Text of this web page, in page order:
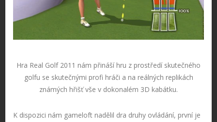
Hra Real Golf 2011 nám přináší hru z prostředí skutečného
golfu se skutečnými profi hráči a na reálných replikách
známých hřišť vše v dokonalém 3D kabátku.
K dispozici nám gameloft nadělil dra druhy ovládání, první je